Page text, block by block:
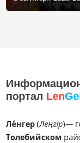
портал Len
Ле́нгер(Леңгір)—
Толебийском